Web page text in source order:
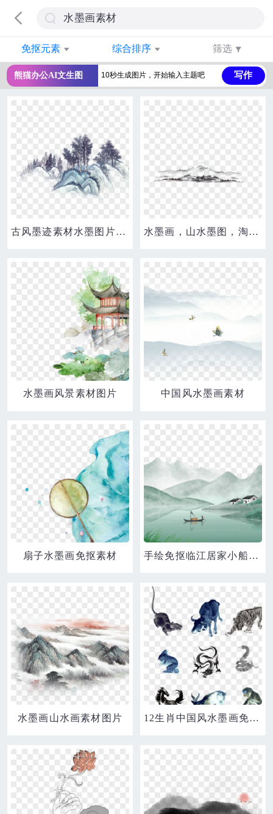
免抠元素 综合排序 筛选
熊猫办公AI文生图 写作
古风墨迹素材水墨图片素材水墨画山树 水墨画，山水墨图，淘宝素材
水墨画风景素材图片 中国风水墨画素材
扇子水墨画免抠素材 手绘免抠临江居家小船水墨画素材
水墨画山水画素材图片 12生肖中国风水墨画免扣素材